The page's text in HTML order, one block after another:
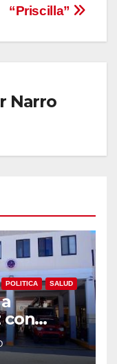
“Priscilla”
Narro
POLITICA SALUD
con